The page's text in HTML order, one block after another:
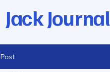
Jack Journal
Post